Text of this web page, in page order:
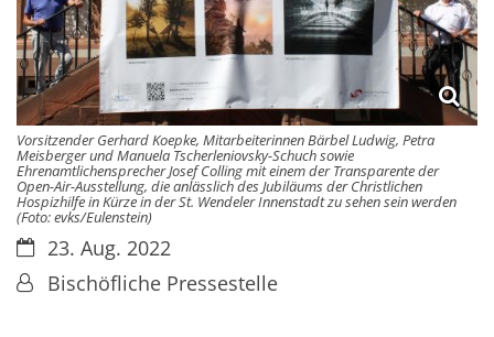
Vorsitzender Gerhard Koepke, Mitarbeiterinnen Bärbel Ludwig, Petra
Meisberger und Manuela Tscherleniovsky-Schuch sowie
Ehrenamtlichensprecher Josef Colling mit einem der Transparente der
Open-Air-Ausstellung, die anlässlich des Jubiläums der Christlichen
Hospizhilfe in Kürze in der St. Wendeler Innenstadt zu sehen sein werden
(Foto: evks/Eulenstein)
Datum:23. Aug. 2022
Von:Bischöfliche Pressestelle